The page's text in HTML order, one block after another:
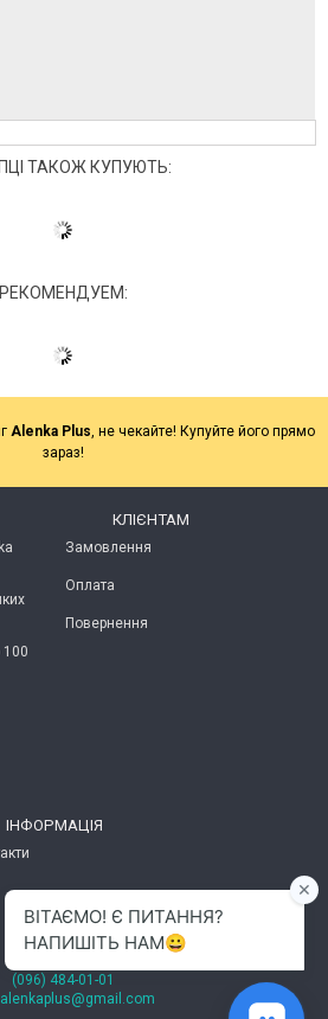
ТАКОЖ КУПУЮТЬ:
РЕКОМЕНДУЕМ:
Alenka Plus , не чекайте! Купуйте його прямо
зараз!
КЛІЄНТАМ
Замовлення
Оплата
Повернення
ІНФОРМАЦІЯ
(096) 484-01-01